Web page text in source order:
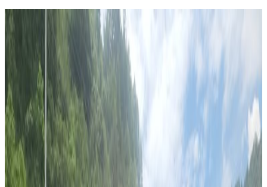
News
फुटबल स्टार डिएगो म्याराडोनाको निधन
nepaltube